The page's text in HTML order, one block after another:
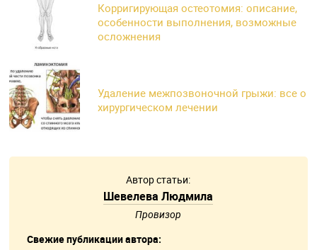
Корригирующая остеотомия: описание,
особенности выполнения, возможные
осложнения
Удаление межпозвоночной грыжи: все о
хирургическом лечении
Автор статьи:
Шевелева Людмила
Провизор
Свежие публикации автора: